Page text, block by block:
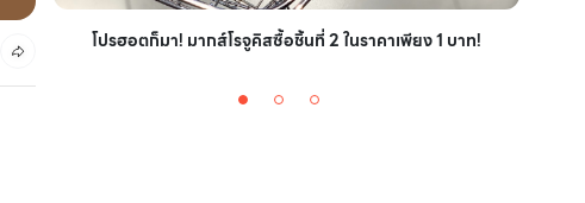
โปรฮอตก็มา! มากส์โรจูคิสซื้อชิ้นที่ 2 ในราคาเพียง 1 บาท!